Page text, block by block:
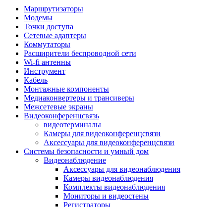
Степлеры строительные
Пистолеты клеевые
Наборы бит и сверел
Инструмент многофункциональный
Круги, диски, фрезы
Аксессуары для электро и
пневмоинструмента
Аккумуляторы для инструмента
Зарядные устройства для аккумуляторов
Миксеры строительные
Молотки отбойные
Паяльное оборудование
Садовая техника
Минимойки
Аксессуары для минимоек
Маршрутизаторы
Модемы
Точки доступа
Сетевые адаптеры
Коммутаторы
Расширители беспроводной сети
Wi-fi антенны
Инструмент
Кабель
Монтажные компоненты
Медиаконвертеры и трансиверы
Межсетевые экраны
Видеоконференцсвязь
видеотерминалы
Камеры для видеоконференцсвязи
Аксессуары для видеоконференцсвязи
Системы безопасности и умный дом
Видеонаблюдение
Аксессуары для видеонаблюдения
Камеры видеонаблюдения
Комплекты видеонаблюдения
Мониторы и видеостены
Регистраторы